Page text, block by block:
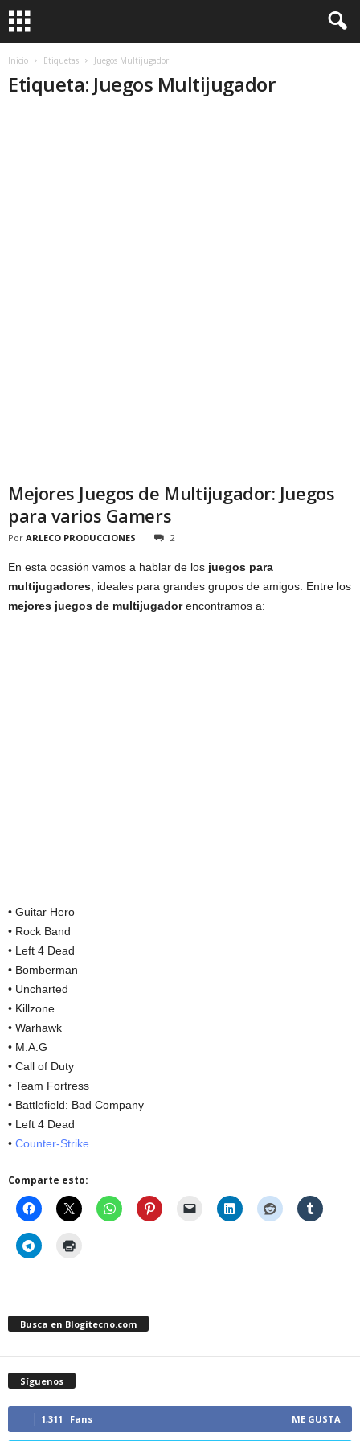
Inicio Etiquetas Juegos Multijugador
Etiqueta: Juegos Multijugador
Mejores Juegos de Multijugador: Juegos
para varios Gamers
Por ARLECO PRODUCCIONES 2
En esta ocasión vamos a hablar de los juegos para
multijugadores , ideales para grandes grupos de amigos. Entre los
mejores juegos de multijugadorencontramos a:
• Guitar Hero
• Rock Band
• Left 4 Dead
• Bomberman
• Uncharted
• Killzone
• Warhawk
• M.A.G
• Call of Duty
• Team Fortress
• Battlefield: Bad Company
• Left 4 Dead
• Counter-Strike
Comparte esto:
Busca en Blogitecno.com
Síguenos
1,311 Fans ME GUSTA